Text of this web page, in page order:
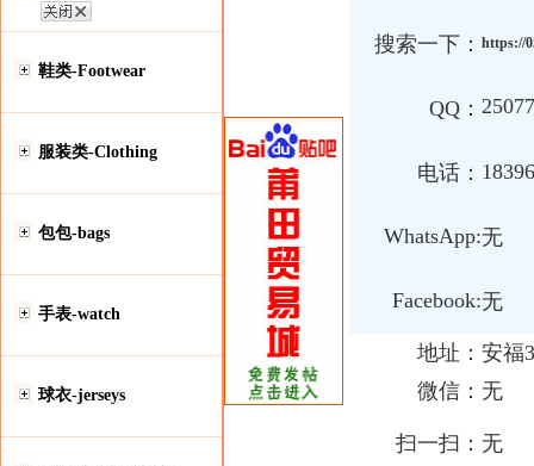
鞋类-Footwear
服装类-Clothing
包包-bags
手表-watch
球衣-jerseys
搜索一下： https://
QQ：
电话：
WhatsApp:无
Facebook:无
地址： 安福
微信： 无
扫一扫： 无